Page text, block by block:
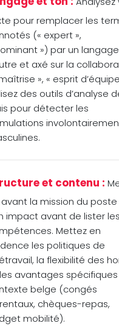
pour remplacer les
(« expert »,
») par un langage
et axé sur la
», « esprit
des outils d’analyse
pour détecter les
et contenu :
la mission du
impact avant de lister les
Mettez en
les politiques de
la flexibilité des
avantages
belge (congés
chèques-repas,
mobilité).